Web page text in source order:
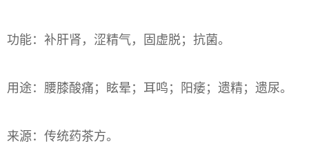
功能：补肝肾，涩精气，固虚脱；抗菌。
用途：腰膝酸痛；眩晕；耳鸣；阳痿；遗精；遗尿。
来源：传统药茶方。